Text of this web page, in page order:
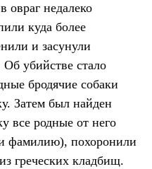
овраг недалеко
куда более
и засунули
убийстве стало
бродячие собаки
Затем был найден
все родные от него
фамилию), похоронили
греческих кладбищ.